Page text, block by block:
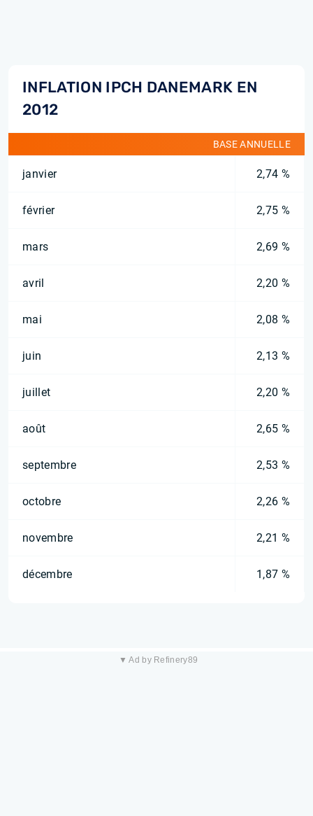
INFLATION IPCH DANEMARK EN
2012
BASE ANNUELLE
janvier 2,74 %
février 2,75 %
mars 2,69 %
avril 2,20 %
mai 2,08 %
juin 2,13 %
juillet 2,20 %
août 2,65 %
septembre 2,53 %
octobre 2,26 %
novembre 2,21 %
décembre 1,87 %
▼ Ad by Refinery89